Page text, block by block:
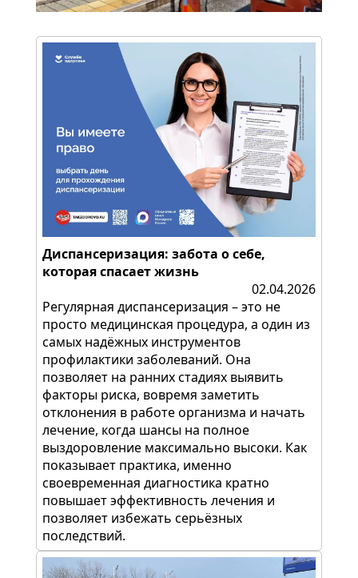
Диспансеризация: забота о себе,
которая спасает жизнь
02.04.2026
Регулярная диспансеризация – это не
просто медицинская процедура, а один из
самых надёжных инструментов
профилактики заболеваний. Она
позволяет на ранних стадиях выявить
факторы риска, вовремя заметить
отклонения в работе организма и начать
лечение, когда шансы на полное
выздоровление максимально высоки. Как
показывает практика, именно
своевременная диагностика кратно
повышает эффективность лечения и
позволяет избежать серьёзных
последствий.